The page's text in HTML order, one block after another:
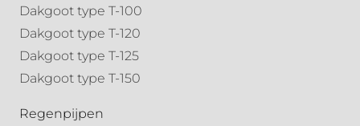
Dakgoot type T-100
Dakgoot type T-120
Dakgoot type T-125
Dakgoot type T-150
Regenpijpen